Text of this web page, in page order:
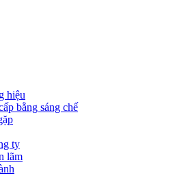
hiệu
bằng sáng chế
ty
lãm